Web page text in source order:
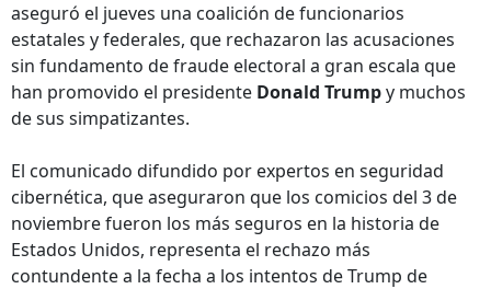
aseguró el jueves una coalición de funcionarios
estatales y federales, que rechazaron las acusaciones
sin fundamento de fraude electoral a gran escala que
han promovido el presidente Donald Trumpy muchos
de sus simpatizantes.
El comunicado difundido por expertos en seguridad
cibernética, que aseguraron que los comicios del 3 de
noviembre fueron los más seguros en la historia de
Estados Unidos, representa el rechazo más
contundente a la fecha a los intentos de Trump de